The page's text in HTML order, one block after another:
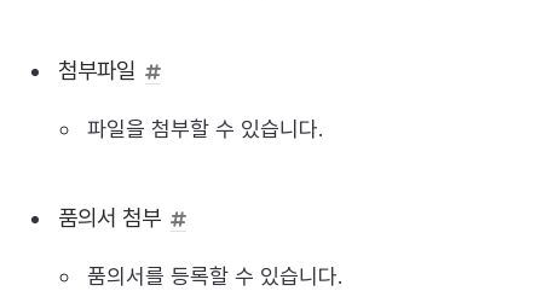
첨부파일
파일을 첨부할 수 있습니다.
품의서 첨부
품의서를 등록할 수 있습니다.